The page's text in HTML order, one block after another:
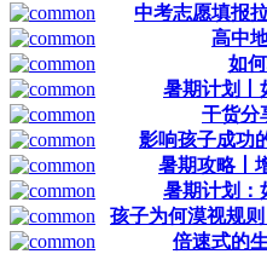
中考志愿填报
高中
如
暑期计划丨
干货分
影响孩子成功
暑期攻略丨
暑期计划：
孩子为何漠视规
倍速式的